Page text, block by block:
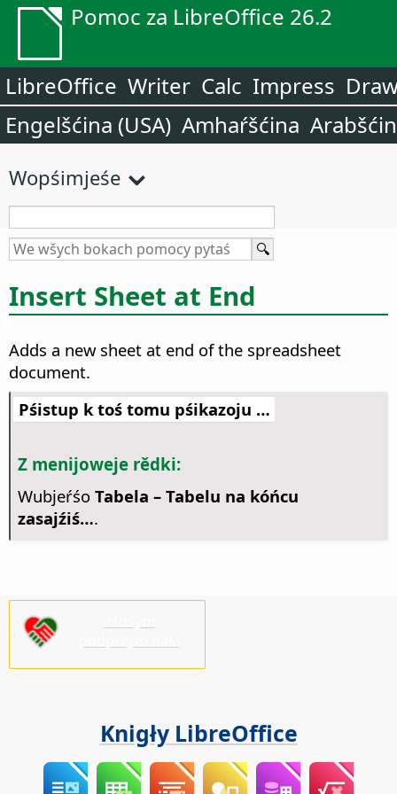
Pomoc za LibreOffice 26.2
LibreOffice Writer Calc Impress
Engelšćina (USA) Amhaŕšćina
Wopśimjeśe
Insert Sheet at End
Adds a new sheet at end of the spreadsheet
document.
Pśistup k toś tomu pśikazoju …
Z menijoweje rědki:
Wubjeŕśo Tabela – Tabelu na kóńcu
zasajźiś….
Knigły LibreOffice